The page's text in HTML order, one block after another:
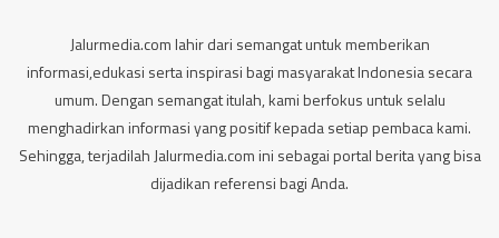
Jalurmedia.com lahir dari semangat untuk memberikan
informasi,edukasi serta inspirasi bagi masyarakat Indonesia secara
umum. Dengan semangat itulah, kami berfokus untuk selalu
menghadirkan informasi yang positif kepada setiap pembaca kami.
Sehingga, terjadilah Jalurmedia.com ini sebagai portal berita yang bisa
dijadikan referensi bagi Anda.